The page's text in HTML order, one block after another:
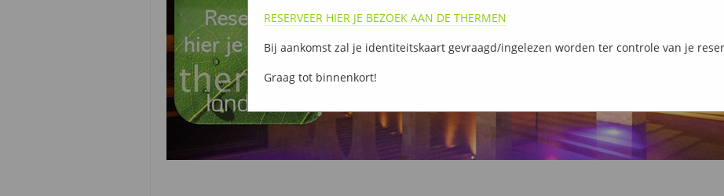
RESERVEER HIER JE BEZOEK AAN DE THERMEN
Bij aankomst zal je identiteitskaart gevraagd/ingelezen worden ter controle van je
Graag tot binnenkort!